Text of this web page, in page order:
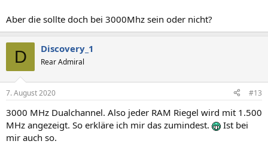
Aber die sollte doch bei 3000Mhz sein oder nicht?
D Discovery_1
Rear Admiral
7. August 2020 #13
3000 MHz Dualchannel. Also jeder RAM Riegel wird mit 1.500
MHz angezeigt. So erkläre ich mir das zumindest.
Ist bei
mir auch so.